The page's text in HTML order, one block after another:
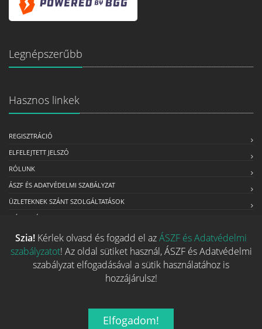
Legnépszerűbb
Hasznos linkek
REGISZTRÁCIÓ
ELFELEJTETT JELSZÓ
RÓLUNK
ÁSZF ÉS ADATVÉDELMI SZABÁLYZAT
ÜZLETEKNEK SZÁNT SZOLGÁLTATÁSOK
MÉDIAAJÁNLAT
Kapcsolat
info@tarsasjatekok.com
Szia! Kérlek olvasd és fogadd el azÁSZF és Adatvédelmi
szabályzatot! Az oldal sütiket használ, ÁSZF és Adatvédelmi
szabályzat elfogadásával a sütik használatához is
hozzájárulsz!
Elfogadom!